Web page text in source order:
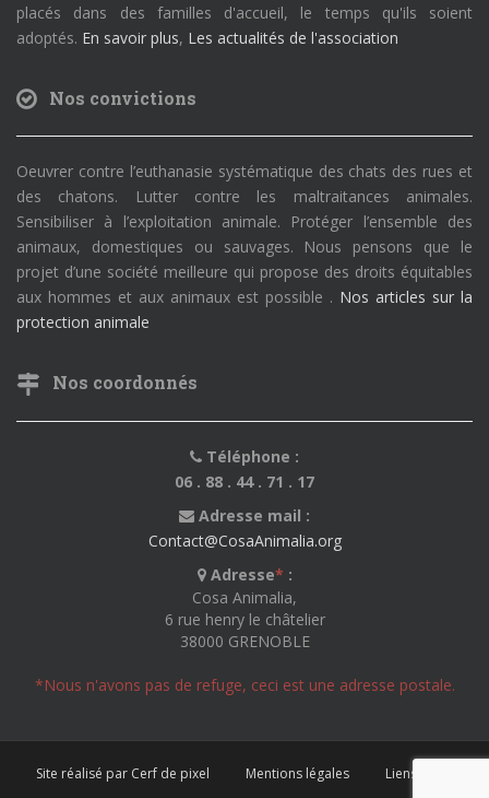
placés dans des familles d'accueil, le temps qu'ils soient
adoptés. En savoir plus, Les actualités de l'association
Nos convictions
Oeuvrer contre l’euthanasie systématique des chats des rues et
des chatons. Lutter contre les maltraitances animales.
Sensibiliser à l’exploitation animale. Protéger l’ensemble des
animaux, domestiques ou sauvages. Nous pensons que le
projet d’une société meilleure qui propose des droits équitables
aux hommes et aux animaux est possible . Nos articles sur la
protection animale
Nos coordonnés
Téléphone :
06 . 88 . 44 . 71 . 17
Adresse mail :
Contact@CosaAnimalia.org
Adresse* :
Cosa Animalia,
6 rue henry le châtelier
38000 GRENOBLE
*Nous n'avons pas de refuge, ceci est une adresse postale.
Site réalisé par Cerf de pixel Mentions légales Liens utiles